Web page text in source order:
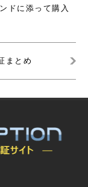
ドに添って購入
まとめ